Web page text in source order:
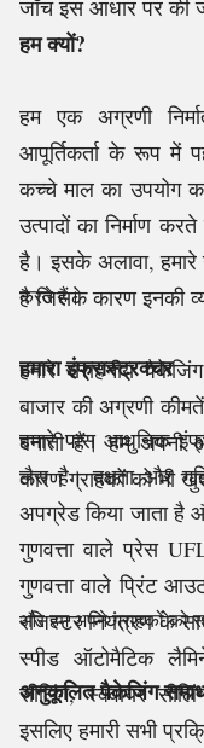
जाँच इस आधार पर की
हम क्यों?
हम एक अग्रणी
आपूर्तिकर्ता के रूप में
कच्चे माल का उपयोग
उत्पादों का निर्माण
है। इसके अलावा, हमारे
है जिसके कारण इनकी
हमारे सराहनीय
बाजार की अग्रणी
बनाती हैं। हम अपनी
कारण ग्राहकों को भी
करते हैं।
हमारा इंफ्रास्ट्रक्चर
हमारे पास आधुनिक
लैस है। दक्षता और
अपग्रेड किया जाता है
गुणवत्ता वाले प्रेस
गुणवत्ता वाले प्रिंट
रजिस्टर नियंत्रण के
स्पीड ऑटोमैटिक
सीलिंग, स्क्वायर
इसलिए हमारी सभी
और हम अपने ग्राहकों को
अनुकूलित पैकेजिंग